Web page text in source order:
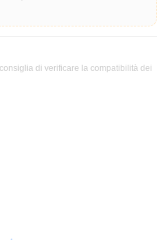
di verificare la compatibilità dei